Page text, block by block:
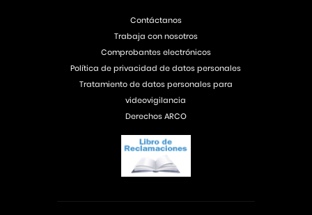
Contáctanos
Trabaja con nosotros
Comprobantes electrónicos
Política de privacidad de datos personales
Tratamiento de datos personales para
videovigilancia
Derechos ARCO